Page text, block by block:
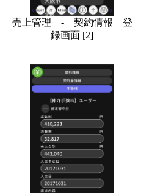
売上管理 - 契約情報 登
録画面 [2]